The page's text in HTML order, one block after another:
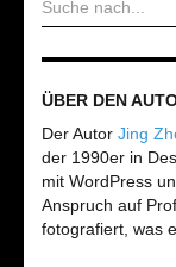
ÜBER DEN
Der Autor Jing
der 1990er in
mit WordPress
Anspruch auf
fotografiert, was